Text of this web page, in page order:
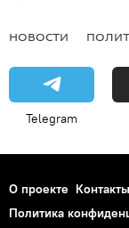
НОВОСТИ
Telegram
О проекте Контакты
Политика